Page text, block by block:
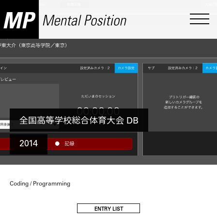
全国高等学校総合体育大会 DB
2014
Coding / Programming
ENTRY LIST